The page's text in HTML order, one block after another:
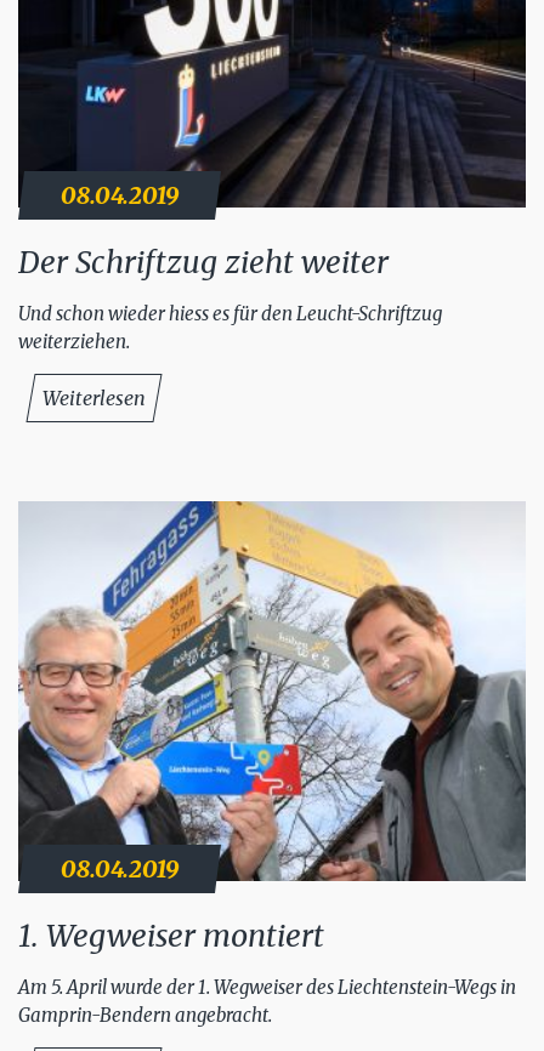
08.04.2019
Der Schriftzug zieht weiter
Und schon wieder hiess es für den Leucht-Schriftzug
weiterziehen.
Weiterlesen
08.04.2019
1. Wegweiser montiert
Am 5. April wurde der 1. Wegweiser des Liechtenstein-Wegs in
Gamprin-Bendern angebracht.